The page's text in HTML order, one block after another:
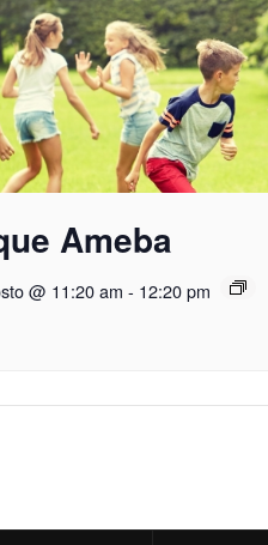
Ameba
@ 11:20 am - 12:20 pm